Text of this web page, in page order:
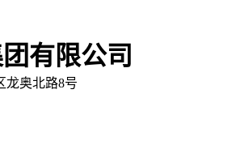
有限公司
龙奥北路8号